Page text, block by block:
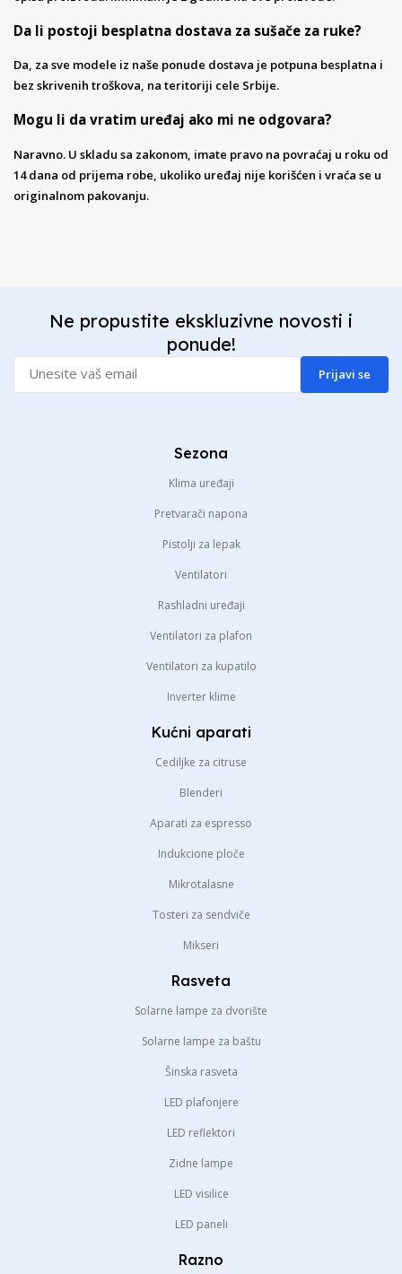
Da li postoji besplatna dostava za sušače za ruke?
Da, za sve modele iz naše ponude dostava je potpuna besplatna i
bez skrivenih troškova, na teritoriji cele Srbije.
Mogu li da vratim uređaj ako mi ne odgovara?
Naravno. U skladu sa zakonom, imate pravo na povraćaj u roku od
14 dana od prijema robe, ukoliko uređaj nije korišćen i vraća se u
originalnom pakovanju.
Ne propustite ekskluzivne novosti i
ponude!
Prijavi se
Sezona
Klima uređaji
Pretvarači napona
Pistolji za lepak
Ventilatori
Rashladni uređaji
Ventilatori za plafon
Ventilatori za kupatilo
Inverter klime
Kućni aparati
Cediljke za citruse
Blenderi
Aparati za espresso
Indukcione ploče
Mikrotalasne
Tosteri za sendviče
Mikseri
Rasveta
Solarne lampe za dvorište
Solarne lampe za baštu
Šinska rasveta
LED plafonjere
LED reflektori
Zidne lampe
LED visilice
LED paneli
Razno